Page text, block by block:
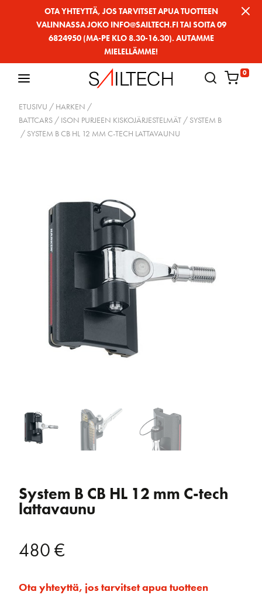
OTA YHTEYTTÄ, JOS TARVITSET APUA TUOTTEEN
VALINNASSA JOKO INFO@SAILTECH.FI TAI SOITA 09
6824950 (MA-PE KLO 8.30-16.30). AUTAMME
MIELELLÄMME!
0
ETUSIVU / HARKEN /
BATTCARS / ISON PURJEEN KISKOJÄRJESTELMÄT / SYSTEM B
/ SYSTEM B CB HL 12 MM C-TECH LATTAVAUNU
System B CB HL 12 mm C-tech
lattavaunu
480€
Ota yhteyttä, jos tarvitset apua tuotteen